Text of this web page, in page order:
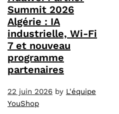
Summit 2026
Algérie : IA
industrielle, Wi-Fi
7 et nouveau
programme
partenaires
22 juin 2026 by L'équipe
YouShop